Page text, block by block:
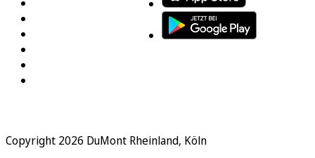
Copyright 2026 DuMont Rheinland, Köln